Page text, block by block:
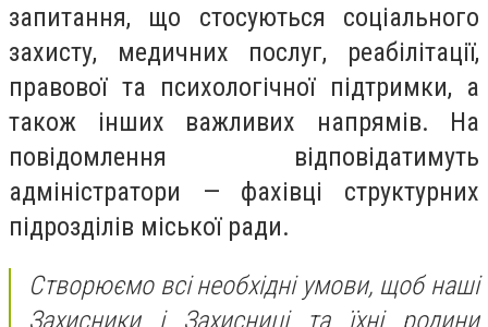
запитання, що стосуються соціального
захисту, медичних послуг, реабілітації,
правової та психологічної підтримки, а
також інших важливих напрямів. На
повідомлення відповідатимуть
адміністратори — фахівці структурних
підрозділів міської ради.
Створюємо всі необхідні умови, щоб наші
Захисники і Захисниці та їхні родини